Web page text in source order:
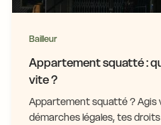
Bailleur
Appartement squatté :
vite ?
Appartement squatté ? Agis
démarches légales, tes